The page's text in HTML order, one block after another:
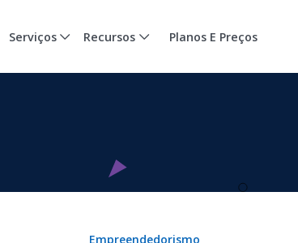
Serviços Recursos Planos E Preços
Empreendedorismo